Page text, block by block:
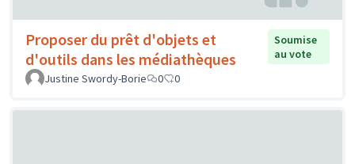
Proposer du prêt d'objets et
d'outils dans les médiathèques
Soumise
au vote
Justine Swordy-Borie
0 0